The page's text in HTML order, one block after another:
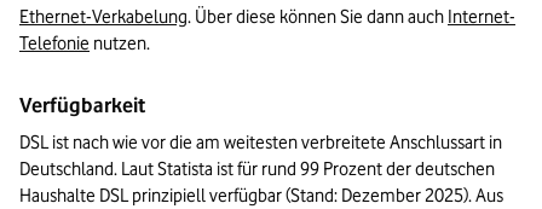
Ethernet-Verkabelung. Über diese können Sie dann auch Internet-
Telefonie nutzen.
Verfügbarkeit
DSL ist nach wie vor die am weitesten verbreitete Anschlussart in
Deutschland. Laut Statista ist für rund 99 Prozent der deutschen
Haushalte DSL prinzipiell verfügbar (Stand: Dezember 2025). Aus